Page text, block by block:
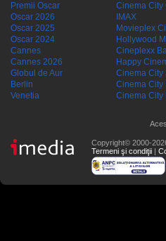
Premii Oscar
Oscar 2026
Oscar 2025
Oscar 2024
Cannes
Cannes 2026
Globul de Aur
Berlin
Venetia
Cinema City
IMAX
Movieplex
Hollywood
Cineplexx
Happy
Cinema City
Cinema City
Cinema City
Copyright© 2000-
Termeni şi condiţii |